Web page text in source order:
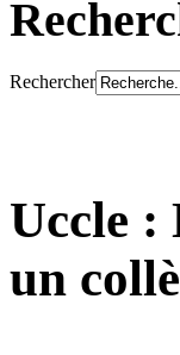
Rechercher
Uccle :
un